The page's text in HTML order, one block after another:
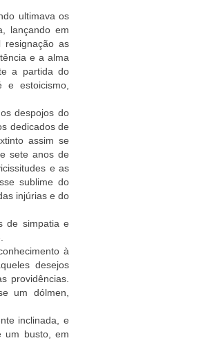
ultimava os
lançando em
resignação as
e a alma
a partida do
e estoicismo,
despojos do
dedicados de
assim se
sete anos de
e as
sublime do
injúrias e do
de simpatia e
à
desejos
providências.
um dólmen,
inclinada, e
um busto, em